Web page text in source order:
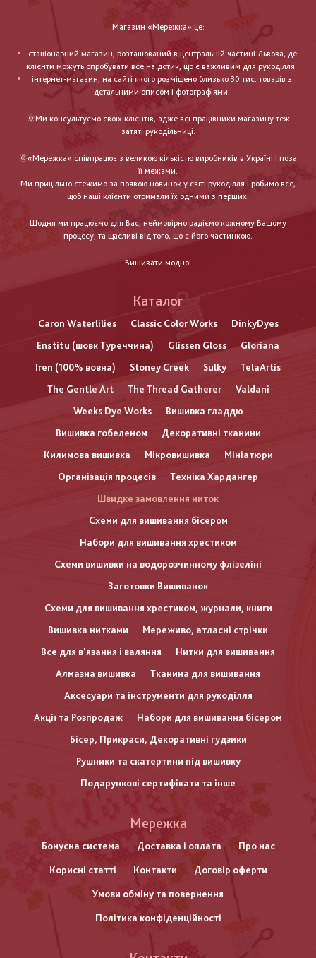
Магазин «Мережка» це:
стаціонарний магазин, розташований в центральній частині Львова, де
клієнти можуть спробувати все на дотик, що є важливим для рукоділля.
інтернет-магазин, на сайті якого розміщено близько 30 тис. товарів з
детальними описом і фотографіями.
🌞Ми консультуємо своїх клієнтів, адже всі працівники магазину теж
затяті рукодільниці.
🌞«Мережка» співпрацює з великою кількістю виробників в Україні і поза
її межами.
Ми прицільно стежимо за появою новинок у світі рукоділля і робимо все,
щоб наші клієнти отримали їх одними з перших.
Щодня ми працюємо для Вас, неймовірно радіємо кожному Вашому
процесу, та щасливі від того, що є його частинкою.
Вишивати модно!
Каталог
Caron Waterlilies Classic Color Works
DinkyDyes
Enstitu (шовк Туреччина)
Glissen Gloss
Gloriana
Iren (100% вовна)
Stoney Creek Sulky
TelaArtis
The Gentle Art
The Thread Gatherer
Valdani
Weeks Dye Works
Вишивка гладдю
Вишивка гобеленом
Декоративні тканини
Килимова вишивка
Мікровишивка
Мініатюри
Організація процесів
Техніка Хардангер
Швидке замовлення ниток
Схеми для вишивання бісером
Набори для вишивання хрестиком
Схеми вишивки на водорозчинному флізеліні
Заготовки Вишиванок
Схеми для вишивання хрестиком, журнали, книги
Вишивка нитками
Мереживо, атласні стрічки
Все для в'язання і валяння
Нитки для вишивання
Алмазна вишивка
Тканина для вишивання
Аксесуари та інструменти для рукоділля
Акції та Розпродаж
Набори для вишивання бісером
Бісер, Прикраси, Декоративні гудзики
Рушники та скатертини під вишивку
Подарункові сертифікати та інше
нижнього
колонтитулу
Мережка
Бонусна система Доставка і оплата Про нас
Корисні статті Контакти Договір оферти
Умови обміну та повернення
Політика конфіденційності